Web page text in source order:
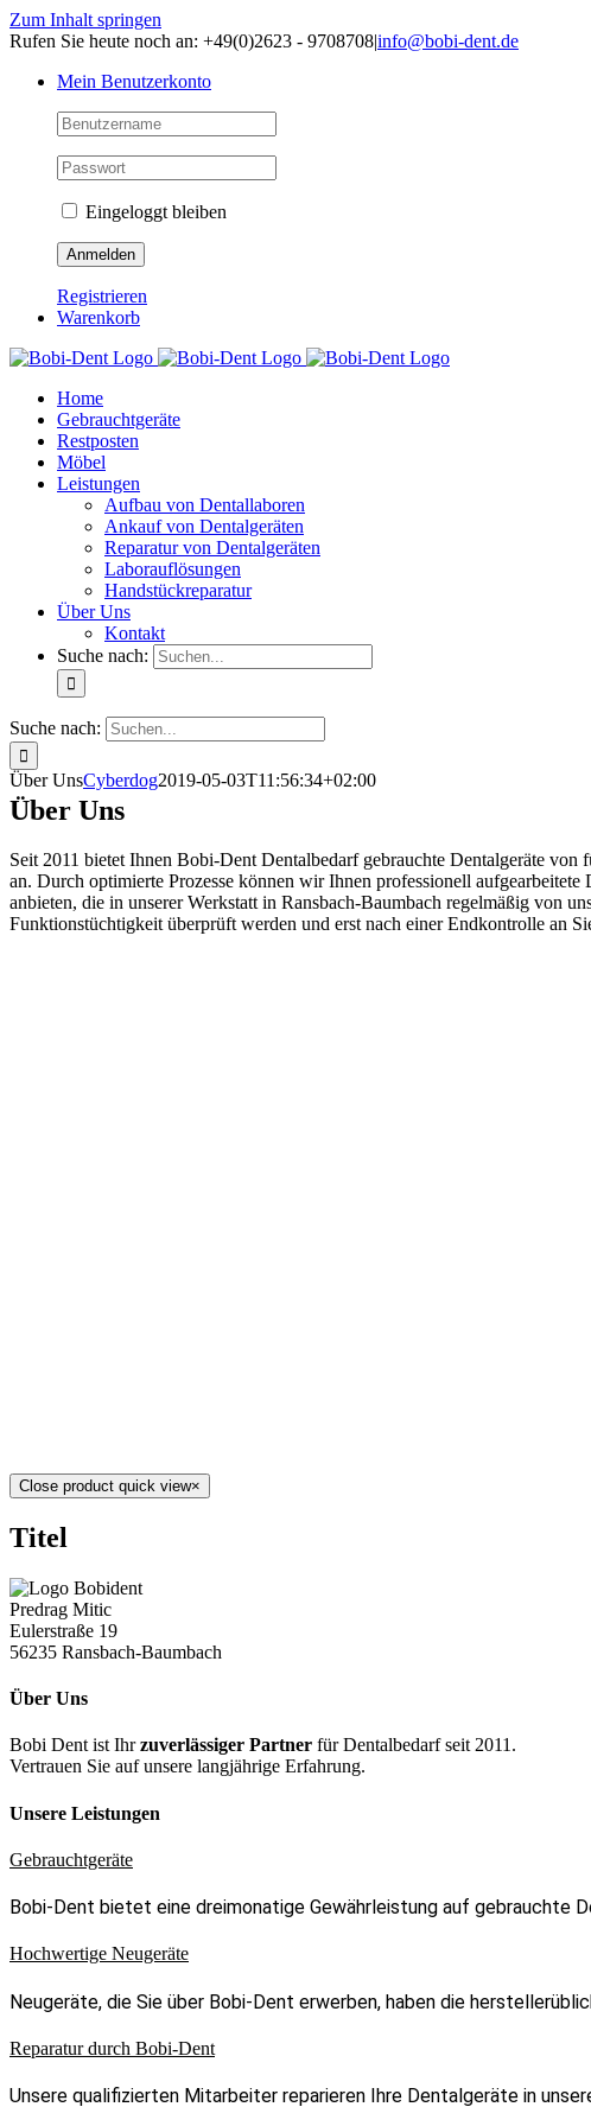
Zum Inhalt springen
Rufen Sie heute noch an: +49(0)2623 - 9708708|info@bobi-dent.de
Mein Benutzerkonto
Eingeloggt bleiben
Registrieren
Warenkorb
Home
Gebrauchtgeräte
Restposten
Möbel
Leistungen
Aufbau von Dentallaboren
Ankauf von Dentalgeräten
Reparatur von Dentalgeräten
Laborauflösungen
Handstückreparatur
Über Uns
Kontakt
Suche nach:
Suche nach:
Über UnsCyberdog2019-05-03T11:56:34+02:00
Über Uns
Seit 2011 bietet Ihnen Bobi-Dent Dentalbedarf gebrauchte Dentalgeräte von
an. Durch optimierte Prozesse können wir Ihnen professionell aufgearbeitete
anbieten, die in unserer Werkstatt in Ransbach-Baumbach regelmäßig von
Funktionstüchtigkeit überprüft werden und erst nach einer Endkontrolle an
Close product quick view×
Titel
Predrag Mitic
Eulerstraße 19
56235 Ransbach-Baumbach
Über Uns
Bobi Dent ist Ihrzuverlässiger Partner für Dentalbedarf seit 2011.
Vertrauen Sie auf unsere langjährige Erfahrung.
Unsere Leistungen
Gebrauchtgeräte
Bobi-Dent bietet eine dreimonatige Gewährleistung auf gebrauchte
Hochwertige Neugeräte
Neugeräte, die Sie über Bobi-Dent erwerben, haben die
Reparatur durch Bobi-Dent
Unsere qualifizierten Mitarbeiter reparieren Ihre Dentalgeräte in